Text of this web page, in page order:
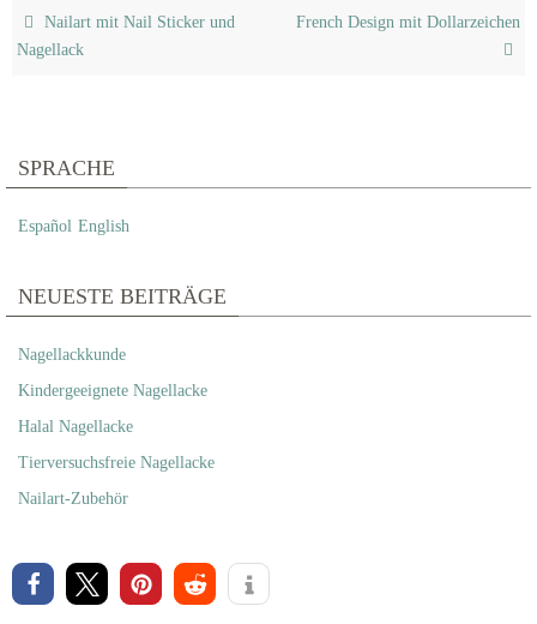
Nailart mit Nail Sticker und
Nagellack
French Design mit Dollarzeichen
SPRACHE
Español English
NEUESTE BEITRÄGE
Nagellackkunde
Kindergeeignete Nagellacke
Halal Nagellacke
Tierversuchsfreie Nagellacke
Nailart-Zubehör